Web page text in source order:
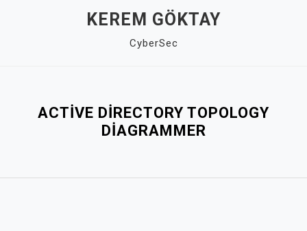
KEREM GÖKTAY
CyberSec
ACTIVE DIRECTORY TOPOLOGY
DIAGRAMMER